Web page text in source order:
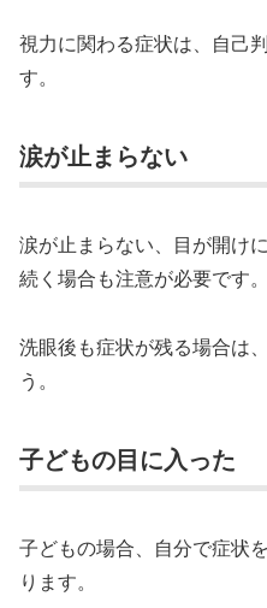
視力に関わる症状は、自己
す。
涙が止まらない
涙が止まらない、目が開け
続く場合も注意が必要です。
洗眼後も症状が残る場合は
う。
子どもの目に入った
子どもの場合、自分で症状
ります。